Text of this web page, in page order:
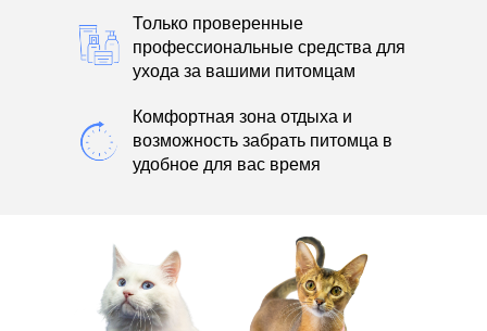
Только проверенные
профессиональные средства для
ухода за вашими питомцам
Комфортная зона отдыха и
возможность забрать питомца в
удобное для вас время